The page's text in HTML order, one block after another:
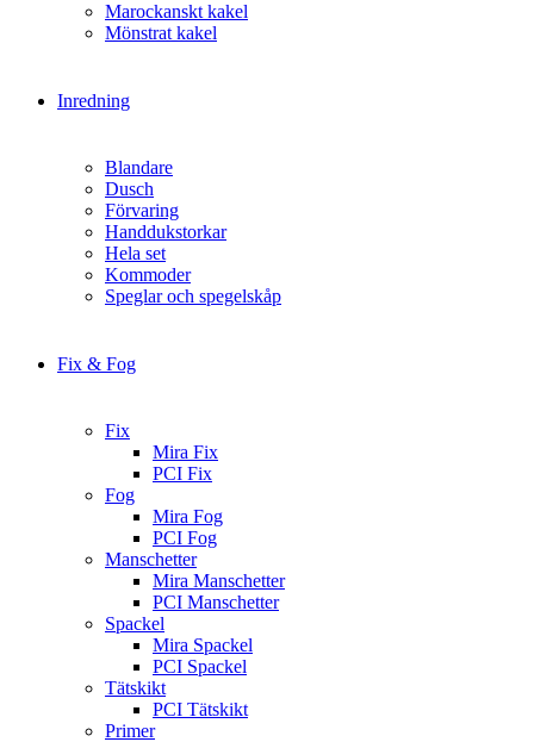
Marockanskt kakel
Mönstrat kakel
Inredning
Blandare
Dusch
Förvaring
Handdukstorkar
Hela set
Kommoder
Speglar och spegelskåp
Fix & Fog
Fix
Mira Fix
PCI Fix
Fog
Mira Fog
PCI Fog
Manschetter
Mira Manschetter
PCI Manschetter
Spackel
Mira Spackel
PCI Spackel
Tätskikt
PCI Tätskikt
Primer